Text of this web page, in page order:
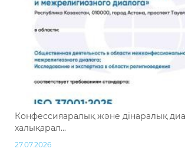
Конфессияаралық және дінаралық
халықарал...
27.07.2026